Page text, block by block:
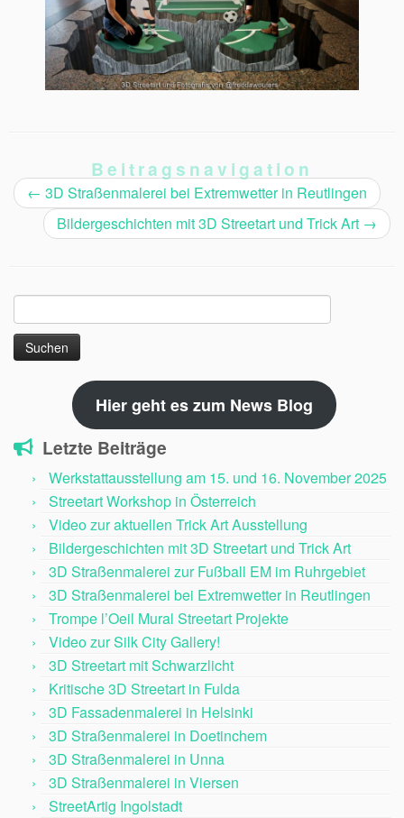
Beitragsnavigation
← 3D Straßenmalerei bei Extremwetter in Reutlingen
Bildergeschichten mit 3D Streetart und Trick Art →
Suchen
nach:
Hier geht es zum News Blog
Letzte Beiträge
Werkstattausstellung am 15. und 16. November 2025
Streetart Workshop in Österreich
Video zur aktuellen Trick Art Ausstellung
Bildergeschichten mit 3D Streetart und Trick Art
3D Straßenmalerei zur Fußball EM im Ruhrgebiet
3D Straßenmalerei bei Extremwetter in Reutlingen
Trompe l’Oeil Mural Streetart Projekte
Video zur Silk City Gallery!
3D Streetart mit Schwarzlicht
Kritische 3D Streetart in Fulda
3D Fassadenmalerei in Helsinki
3D Straßenmalerei in Doetinchem
3D Straßenmalerei in Unna
3D Straßenmalerei in Viersen
StreetArtig Ingolstadt